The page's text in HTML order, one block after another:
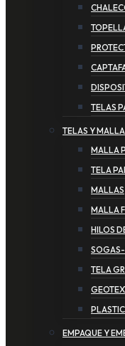
TELAS
TELAS Y
MALLA
TELA
MALLAS
MALLA
HILOS
TELA
EMPAQUE Y